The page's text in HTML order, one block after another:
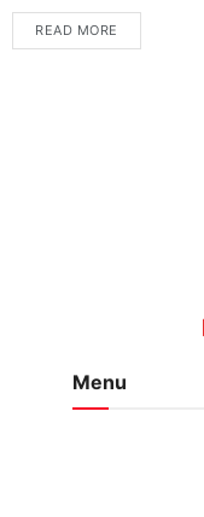
indywidualna jest
temat...
READ MORE
Menu